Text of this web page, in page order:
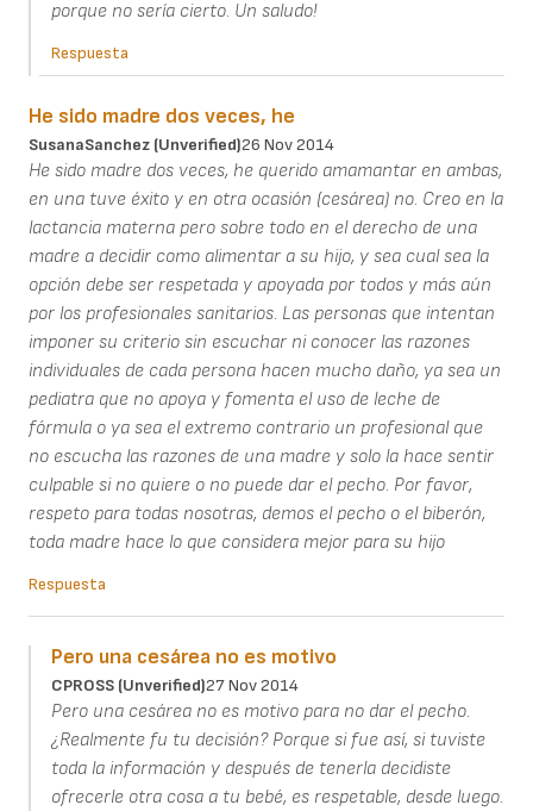
porque no sería cierto. Un saludo!
Respuesta
He sido madre dos veces, he
SusanaSanchez (unverified)26 Nov 2014
He sido madre dos veces, he querido amamantar en ambas,
en una tuve éxito y en otra ocasión (cesárea) no. Creo en la
lactancia materna pero sobre todo en el derecho de una
madre a decidir como alimentar a su hijo, y sea cual sea la
opción debe ser respetada y apoyada por todos y más aún
por los profesionales sanitarios. Las personas que intentan
imponer su criterio sin escuchar ni conocer las razones
individuales de cada persona hacen mucho daño, ya sea un
pediatra que no apoya y fomenta el uso de leche de
fórmula o ya sea el extremo contrario un profesional que
no escucha las razones de una madre y solo la hace sentir
culpable si no quiere o no puede dar el pecho. Por favor,
respeto para todas nosotras, demos el pecho o el biberón,
toda madre hace lo que considera mejor para su hijo
Respuesta
Pero una cesárea no es motivo
CPROSS (unverified)27 Nov 2014
Pero una cesárea no es motivo para no dar el pecho.
¿Realmente fu tu decisión? Porque si fue así, si tuviste
toda la información y después de tenerla decidiste
ofrecerle otra cosa a tu bebé, es respetable, desde luego.